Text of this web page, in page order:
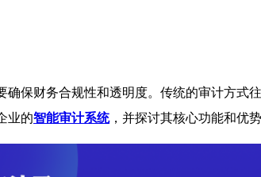
保财务合规性和透明度。传统的审计方
业的智能审计系统，并探讨其核心功能和优势